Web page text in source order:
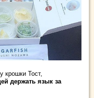
крошки Тост,
держать язык за